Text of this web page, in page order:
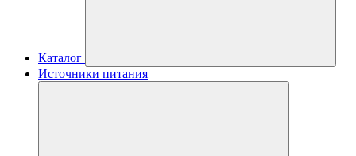
Каталог
Источники питания